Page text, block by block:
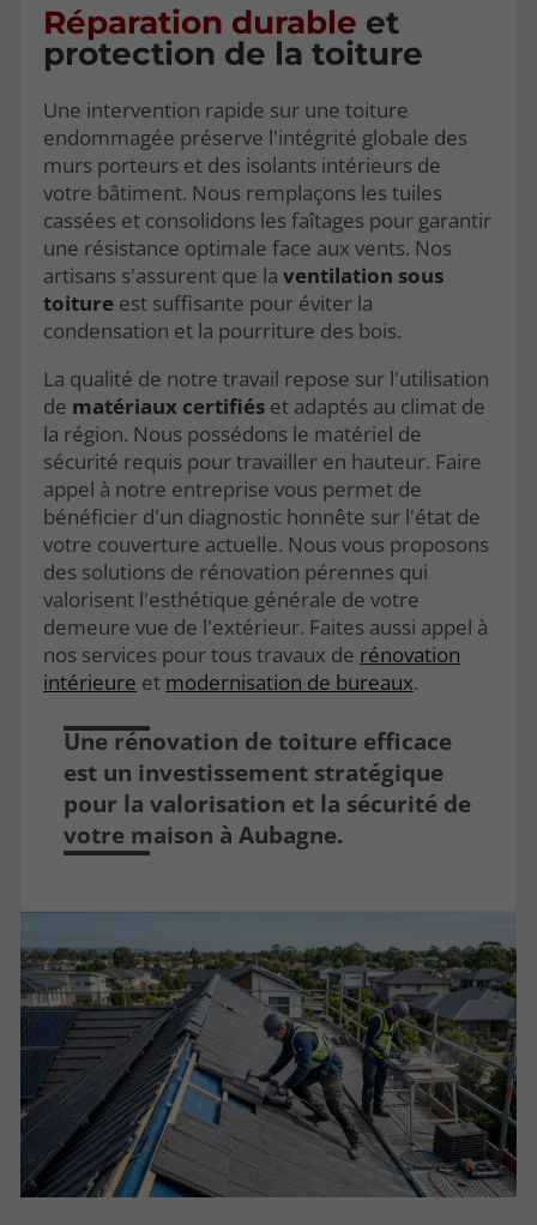
Réparation durable et
protection de la toiture
Une intervention rapide sur une toiture
endommagée préserve l'intégrité globale des
murs porteurs et des isolants intérieurs de
votre bâtiment. Nous remplaçons les tuiles
cassées et consolidons les faîtages pour garantir
une résistance optimale face aux vents. Nos
artisans s'assurent que laventilation sous
toiture est suffisante pour éviter la
condensation et la pourriture des bois.
La qualité de notre travail repose sur l'utilisation
de matériaux certifiés et adaptés au climat de
la région. Nous possédons le matériel de
sécurité requis pour travailler en hauteur. Faire
appel à notre entreprise vous permet de
bénéficier d'un diagnostic honnête sur l'état de
votre couverture actuelle. Nous vous proposons
des solutions de rénovation pérennes qui
valorisent l'esthétique générale de votre
demeure vue de l'extérieur. Faites aussi appel à
nos services pour tous travaux de rénovation
intérieure et modernisation de bureaux.
Une rénovation de toiture efficace
est un investissement stratégique
pour la valorisation et la sécurité de
votre maison à Aubagne.